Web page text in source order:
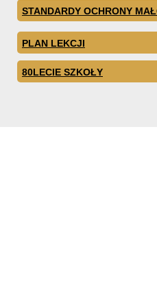
STANDARDY OCHRONY
PLAN LEKCJI
80LECIE SZKOŁY